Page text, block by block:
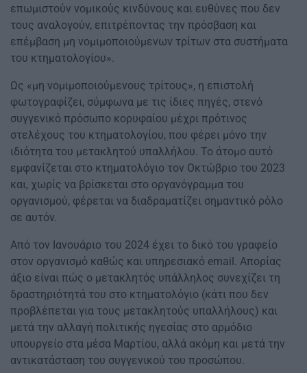
επωμιστούν νομικούς κινδύνους και ευθύνες που δεν
τους αναλογούν, επιτρέποντας την πρόσβαση και
επέμβαση μη νομιμοποιούμενων τρίτων στα συστήματα
του κτηματολογίου».
Ως «μη νομιμοποιούμενους τρίτους», η επιστολή
φωτογραφίζει, σύμφωνα με τις ίδιες πηγές, στενό
συγγενικό πρόσωπο κορυφαίου μέχρι πρότινος
στελέχους του κτηματολογίου, που φέρει μόνο την
ιδιότητα του μετακλητού υπαλλήλου. Το άτομο αυτό
εμφανίζεται στο κτηματολόγιο τον Οκτώβριο του 2023
και, χωρίς να βρίσκεται στο οργανόγραμμα του
οργανισμού, φέρεται να διαδραματίζει σημαντικό ρόλο
σε αυτόν.
Από τον Ιανουάριο του 2024 έχει το δικό του γραφείο
στον οργανισμό καθώς και υπηρεσιακό email. Απορίας
άξιο είναι πώς ο μετακλητός υπάλληλος συνεχίζει τη
δραστηριότητά του στο κτηματολόγιο (κάτι που δεν
προβλέπεται για τους μετακλητούς υπαλλήλους) και
μετά την αλλαγή πολιτικής ηγεσίας στο αρμόδιο
υπουργείο στα μέσα Μαρτίου, αλλά ακόμη και μετά την
αντικατάσταση του συγγενικού του προσώπου.